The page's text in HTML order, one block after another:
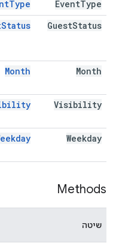
EventType
Type
GuestStatus
Status
Month
Month
Visibility
Weekday
Methods
שיטה